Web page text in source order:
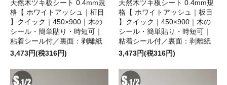
天然木ツキ板シート 0.4mm規
格【 ホワイトアッシュ｜柾目
】クイック｜450×900｜木の
シール・簡単貼り・時短可｜
粘着シール付／裏面：剥離紙
3,473円(税316円)
天然木ツキ板シート 0.4mm規
格【 ホワイトアッシュ｜板目
】クイック｜450×900｜木の
シール・簡単貼り・時短可｜
粘着シール付／裏面：剥離紙
3,473円(税316円)